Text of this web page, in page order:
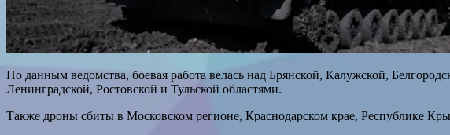
По данным ведомства, боевая работа велась над Брянской, Калужской,
Ленинградской, Ростовской и Тульской областями.
Также дроны сбиты в Московском регионе, Краснодарском крае, Республике